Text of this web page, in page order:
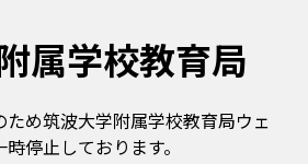
属学校教育局
め筑波大学附属学校教育局ウェ
停止しております。